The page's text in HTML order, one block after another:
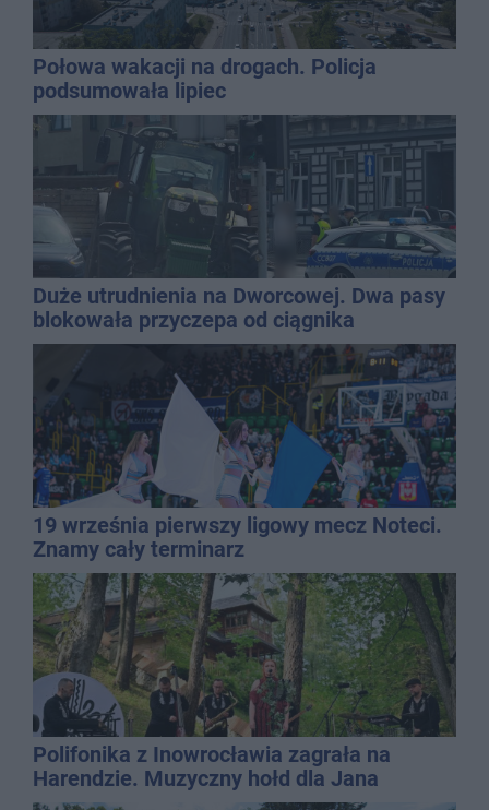
Połowa wakacji na drogach. Policja
podsumowała lipiec
Duże utrudnienia na Dworcowej. Dwa pasy
blokowała przyczepa od ciągnika
19 września pierwszy ligowy mecz Noteci.
Znamy cały terminarz
Polifonika z Inowrocławia zagrała na
Harendzie. Muzyczny hołd dla Jana
Kasprowicza